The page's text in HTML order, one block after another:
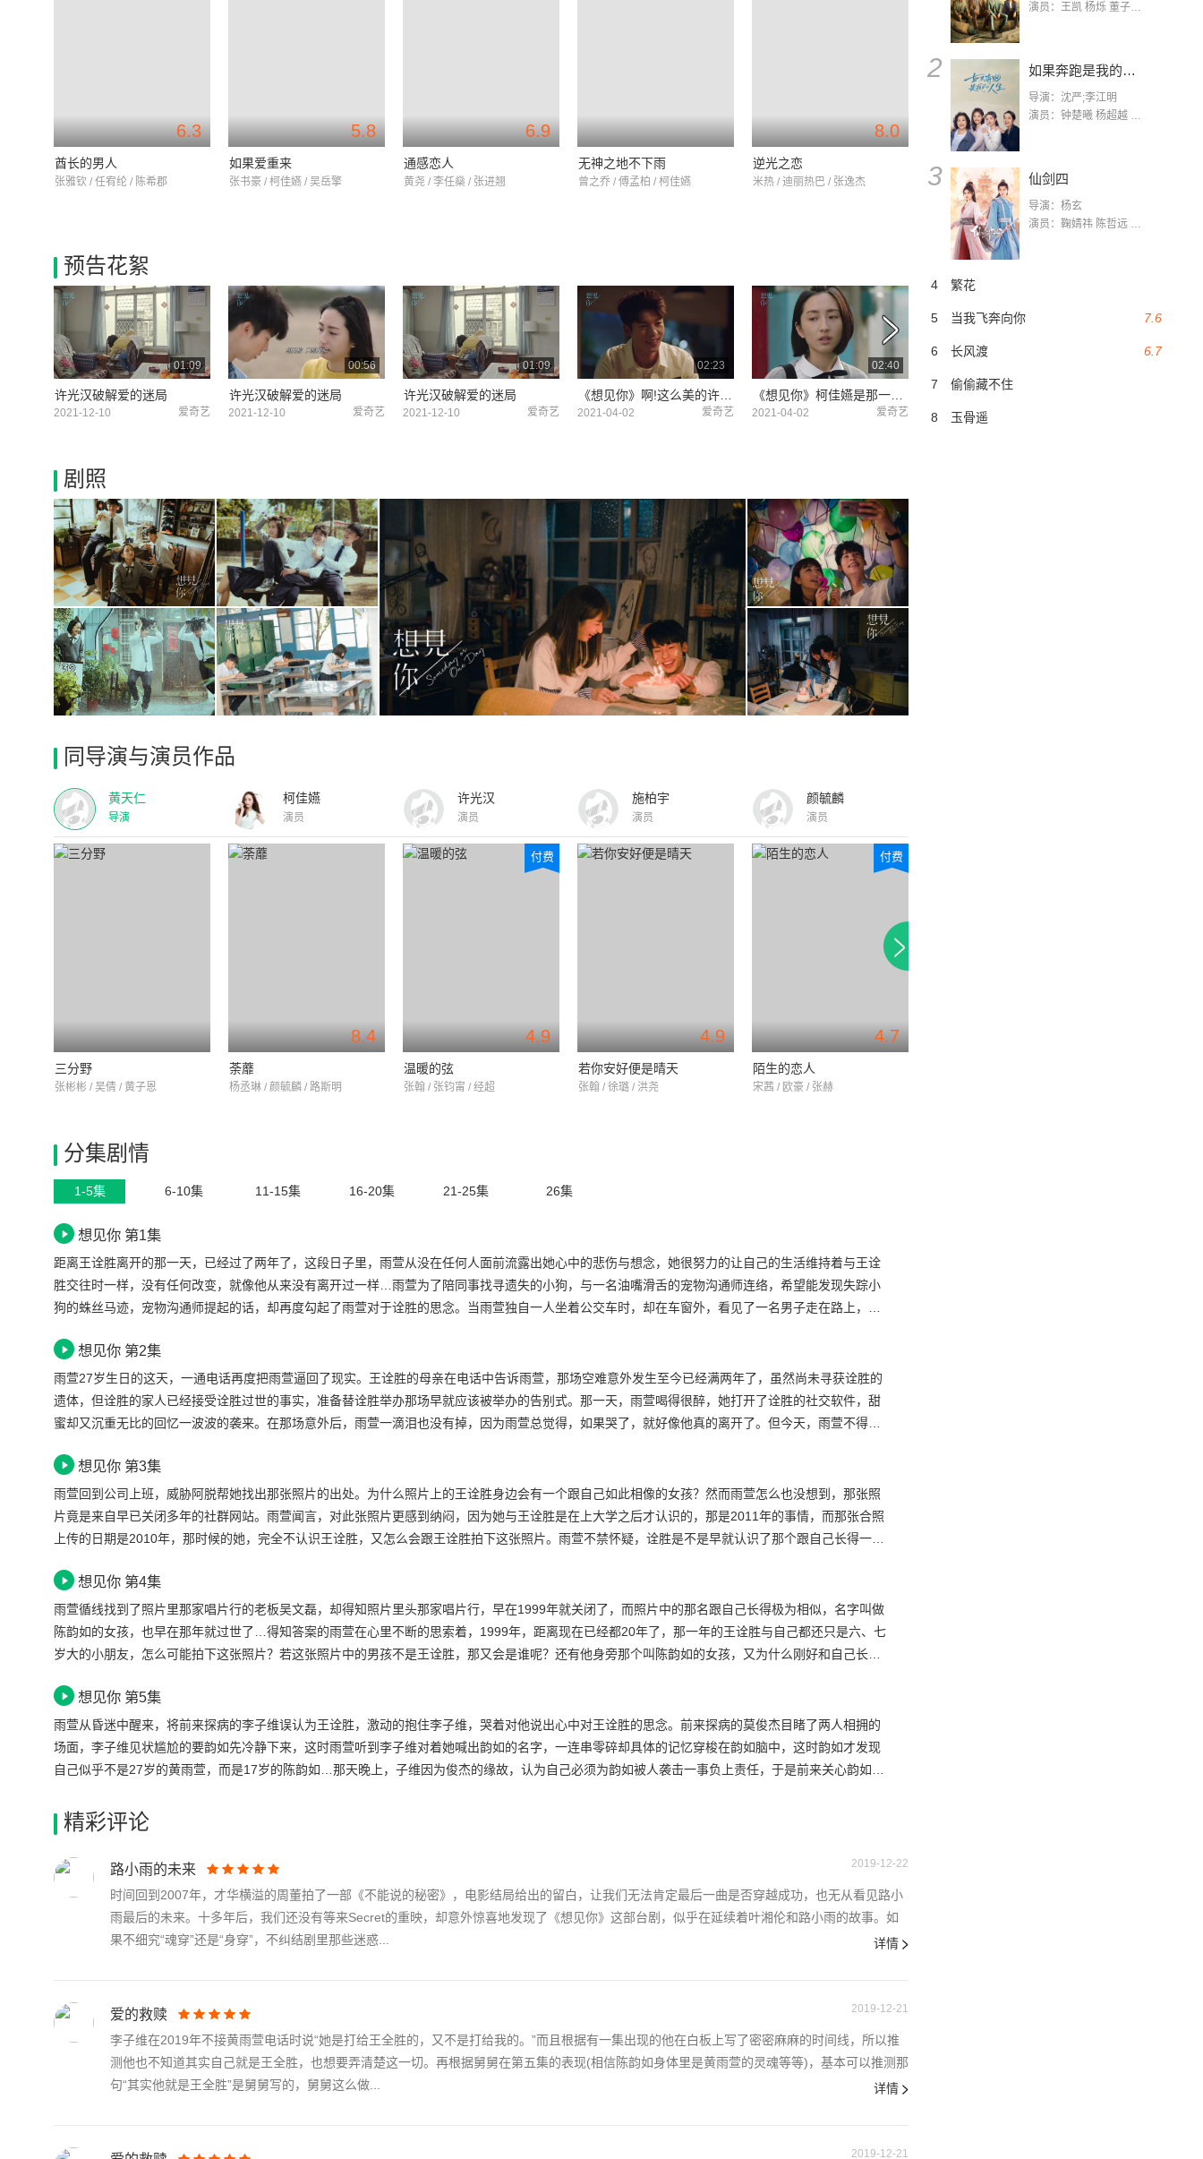
演员：王凯 杨烁 董子健 杨采钰 张佳宁 练练 林栋甫 房子斌
2 如果奔跑是我的人生
导演：沈严;李江明
演员：钟楚曦 杨超越 许娣 陈小艺 侯雯元 宋洋 王宥钧 李添诺
3 仙剑四
导演：杨玄
演员：鞠婧祎 陈哲远 茅子俊 毛晓慧 王媛可 张志浩 林枫松 张帆（演员）
4 繁花
7.6
5 当我飞奔向你
6.7
6 长风渡
7 偷偷藏不住
8 玉骨遥
6.3
酋长的男人
张雅钦 / 任宥纶 / 陈希郡
5.8
如果爱重来
张书豪 / 柯佳嬿 / 吴岳擎
6.9
通感恋人
黄尧 / 李任燊 / 张进翘
无神之地不下雨
曾之乔 / 傅孟柏 / 柯佳嬿
8.0
逆光之恋
米热 / 迪丽热巴 / 张逸杰
预告花絮
01:09
许光汉破解爱的迷局
2021-12-10 爱奇艺
00:56
许光汉破解爱的迷局
2021-12-10 爱奇艺
01:09
许光汉破解爱的迷局
2021-12-10 爱奇艺
02:23
2021-04-02 爱奇艺
02:40
2021-04-02 爱奇艺
想见你混剪《last dance》
2020-11-17
剧照
同导演与演员作品
黄天仁
导演
柯佳嬿
演员
许光汉
演员
施柏宇
演员
颜毓麟
演员
三分野
张彬彬 / 吴倩 / 黄子恩
8.4
荼蘼
杨丞琳 / 颜毓麟 / 路斯明
4.9
付费
温暖的弦
张翰 / 张钧甯 / 经超
4.9
若你安好便是晴天
张翰 / 徐璐 / 洪尧
4.7
付费
陌生的恋人
宋茜 / 欧豪 / 张赫
分集剧情
1-5集 6-10集 11-15集 16-20集 21-25集 26集
想见你 第1集
距离王诠胜离开的那一天，已经过了两年了，这段日子里，雨萱从没在任何人面前流露出她心中的悲伤与想念，她很努力的让自己的生活维持着与王诠
胜交往时一样，没有任何改变，就像他从来没有离开过一样…雨萱为了陪同事找寻遗失的小狗，与一名油嘴滑舌的宠物沟通师连络，希望能发现失踪小
狗的蛛丝马迹，宠物沟通师提起的话，却再度勾起了雨萱对于诠胜的思念。当雨萱独自一人坐着公交车时，却在车窗外，看见了一名男子走在路上，长
想见你 第2集
雨萱27岁生日的这天，一通电话再度把雨萱逼回了现实。王诠胜的母亲在电话中告诉雨萱，那场空难意外发生至今已经满两年了，虽然尚未寻获诠胜的
遗体，但诠胜的家人已经接受诠胜过世的事实，准备替诠胜举办那场早就应该被举办的告别式。那一天，雨萱喝得很醉，她打开了诠胜的社交软件，甜
蜜却又沉重无比的回忆一波波的袭来。在那场意外后，雨萱一滴泪也没有掉，因为雨萱总觉得，如果哭了，就好像他真的离开了。但今天，雨萱不得不
想见你 第3集
雨萱回到公司上班，威胁阿脱帮她找出那张照片的出处。为什么照片上的王诠胜身边会有一个跟自己如此相像的女孩？然而雨萱怎么也没想到，那张照
片竟是来自早已关闭多年的社群网站。雨萱闻言，对此张照片更感到纳闷，因为她与王诠胜是在上大学之后才认识的，那是2011年的事情，而那张合照
上传的日期是2010年，那时候的她，完全不认识王诠胜，又怎么会跟王诠胜拍下这张照片。雨萱不禁怀疑，诠胜是不是早就认识了那个跟自己长得一模
想见你 第4集
雨萱循线找到了照片里那家唱片行的老板吴文磊，却得知照片里头那家唱片行，早在1999年就关闭了，而照片中的那名跟自己长得极为相似，名字叫做
陈韵如的女孩，也早在那年就过世了…得知答案的雨萱在心里不断的思索着，1999年，距离现在已经都20年了，那一年的王诠胜与自己都还只是六、七
岁大的小朋友，怎么可能拍下这张照片？若这张照片中的男孩不是王诠胜，那又会是谁呢？还有他身旁那个叫陈韵如的女孩，又为什么刚好和自己长得
想见你 第5集
雨萱从昏迷中醒来，将前来探病的李子维误认为王诠胜，激动的抱住李子维，哭着对他说出心中对王诠胜的思念。前来探病的莫俊杰目睹了两人相拥的
场面，李子维见状尴尬的要韵如先冷静下来，这时雨萱听到李子维对着她喊出韵如的名字，一连串零碎却具体的记忆穿梭在韵如脑中，这时韵如才发现
自己似乎不是27岁的黄雨萱，而是17岁的陈韵如…那天晚上，子维因为俊杰的缘故，认为自己必须为韵如被人袭击一事负上责任，于是前来关心韵如的
精彩评论
路小雨的未来 2019-12-22
时间回到2007年，才华横溢的周董拍了一部《不能说的秘密》，电影结局给出的留白，让我们无法肯定最后一曲是否穿越成功，也无从看见路小
雨最后的未来。十多年后，我们还没有等来Secret的重映，却意外惊喜地发现了《想见你》这部台剧，似乎在延续着叶湘伦和路小雨的故事。如
果不细究“魂穿”还是“身穿”，不纠结剧里那些迷惑...
详情
爱的救赎 2019-12-21
李子维在2019年不接黄雨萱电话时说“她是打给王全胜的，又不是打给我的。”而且根据有一集出现的他在白板上写了密密麻麻的时间线，所以推
测他也不知道其实自己就是王全胜，也想要弄清楚这一切。再根据舅舅在第五集的表现(相信陈韵如身体里是黄雨萱的灵魂等等)，基本可以推测那
句“其实他就是王全胜”是舅舅写的，舅舅这么做...
详情
2019-12-21